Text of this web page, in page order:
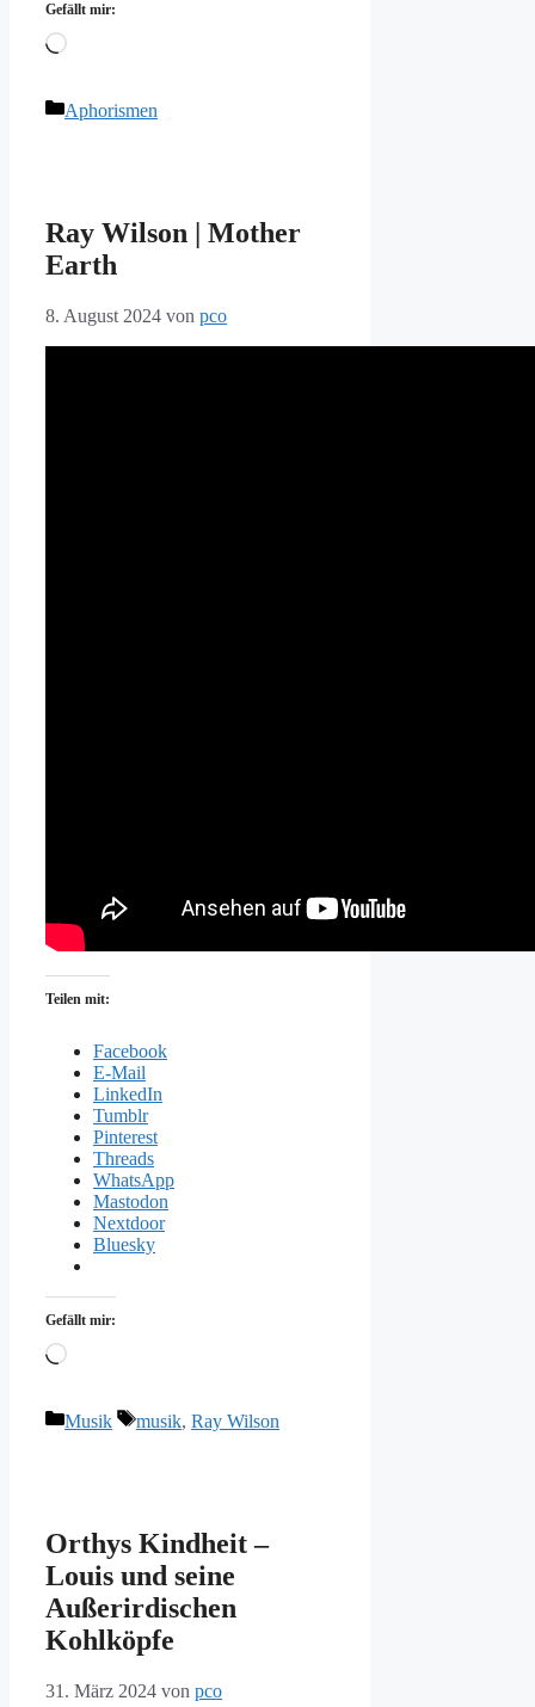
Gefällt mir:
Wird
Kategorien
Aphorismen
Ray Wilson | Mother
Earth
8. August 2024 von pco
Teilen mit:
Facebook
E-Mail
LinkedIn
Tumblr
Pinterest
Threads
WhatsApp
Mastodon
Nextdoor
Bluesky
Gefällt mir:
Wird
Kategorien
Musik Schlagwörter
musik, Ray Wilson
Orthys Kindheit –
Louis und seine
Außerirdischen
Kohlköpfe
31. März 2024 von pco